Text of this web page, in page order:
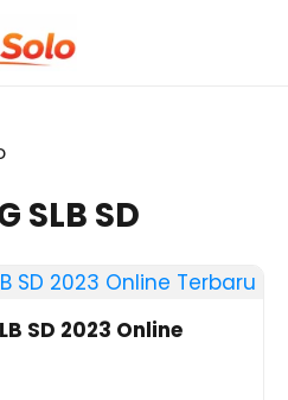
SLB SD
SD 2023 Online